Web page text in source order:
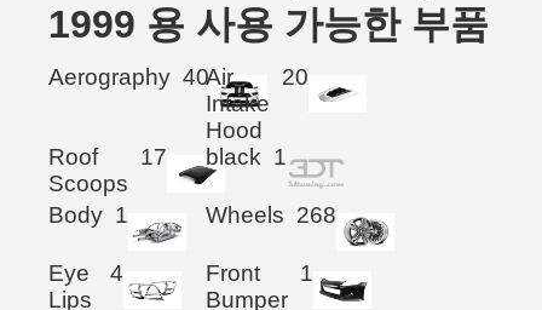
1999 용 사용 가능한 부품
Aerography 40Air
Intake
Hood
20
Roof
Scoops
17 black 1
Body 1 Wheels 268
Eye
Lips
4
Front
Bumper
1